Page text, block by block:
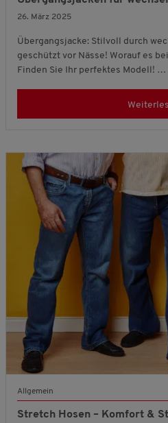
26. März 2025
Übergangsjacke: Stilvoll durch
geschützt vor Nässe! Worauf es
Finden Sie Ihr perfektes Modell! …
Allgemein
Stretch Hosen – Komfort &